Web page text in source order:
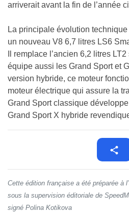
arriverait avant la fin de l’année
La principale évolution
un nouveau V8 6,7 litres LS6
Il remplace l’ancien 6,2 litres
équipe aussi les Grand Sport et
version hybride, ce moteur
moteur électrique qui assure la
Grand Sport classique
Grand Sport X hybride
Cette édition française a été préparée à
sous la supervision éditoriale de
signé Polina Kotikova